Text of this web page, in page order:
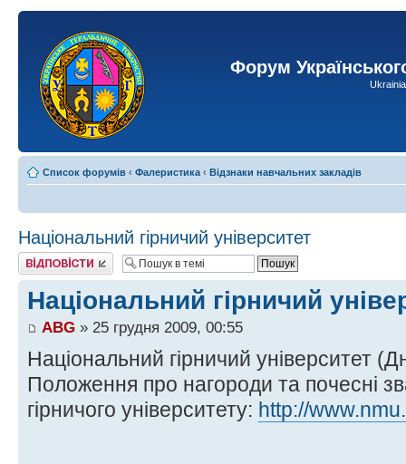
Форум
Список форумів ‹ Фалеристика ‹ Відзнаки навчальних закладів
Національний гірничий університет
Відповісти
Національний гірничий
ABG » 25 грудня 2009, 00:55
Національний гірничий університет
Положення про нагороди та почесні
гірничого університету: http://